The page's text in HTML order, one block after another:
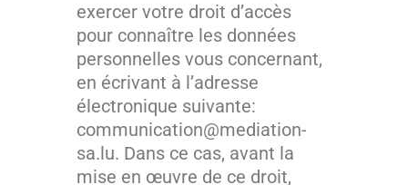
exercer votre droit d’accès
pour connaître les données
personnelles vous concernant,
en écrivant à l’adresse
électronique suivante:
communication@mediation-
sa.lu. Dans ce cas, avant la
mise en œuvre de ce droit,